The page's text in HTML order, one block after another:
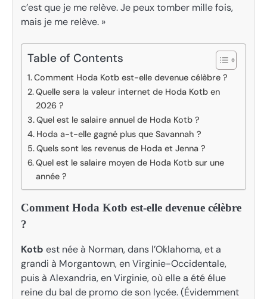
c’est que je me relève. Je peux tomber mille fois,
mais je me relève. »
Table of Contents
Comment Hoda Kotb est-elle devenue célèbre ?
Quelle sera la valeur internet de Hoda Kotb en
2026 ?
Quel est le salaire annuel de Hoda Kotb ?
Hoda a-t-elle gagné plus que Savannah ?
Quels sont les revenus de Hoda et Jenna ?
Quel est le salaire moyen de Hoda Kotb sur une
année ?
Comment Hoda Kotb est-elle devenue célèbre
?
Kotb est née à Norman, dans l’Oklahoma, et a
grandi à Morgantown, en Virginie-Occidentale,
puis à Alexandria, en Virginie, où elle a été élue
reine du bal de promo de son lycée. (Évidemment